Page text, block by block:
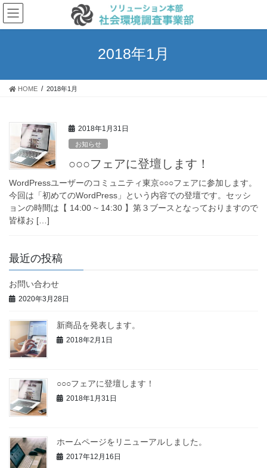
コ
ン
テ
ス
ナ
ビ
ゲ
ン
2018年1月
HOME 2018年1月
2018年1月31日
お知らせ
○○○フェアに登壇します！
WordPressユーザーのコミュニティ東京○○○フェアに参加します。
今回は「初めてのWordPress」という内容での登壇です。セッシ
ョンの時間は【 14:00 ~ 14:30 】第３ブースとなっておりますので
皆様お […]
最近の投稿
お問い合わせ
2020年3月28日
新商品を発表します。
2018年2月1日
○○○フェアに登壇します！
2018年1月31日
ホームページをリニューアルしました。
2017年12月16日